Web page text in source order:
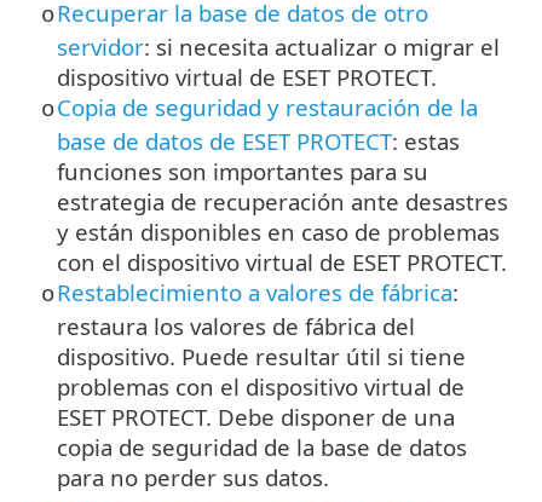
oRecuperar la base de datos de otro
servidor: si necesita actualizar o migrar el
dispositivo virtual de ESET PROTECT.
oCopia de seguridad y restauración de la
base de datos de ESET PROTECT: estas
funciones son importantes para su
estrategia de recuperación ante desastres
y están disponibles en caso de problemas
con el dispositivo virtual de ESET PROTECT.
oRestablecimiento a valores de fábrica:
restaura los valores de fábrica del
dispositivo. Puede resultar útil si tiene
problemas con el dispositivo virtual de
ESET PROTECT. Debe disponer de una
copia de seguridad de la base de datos
para no perder sus datos.